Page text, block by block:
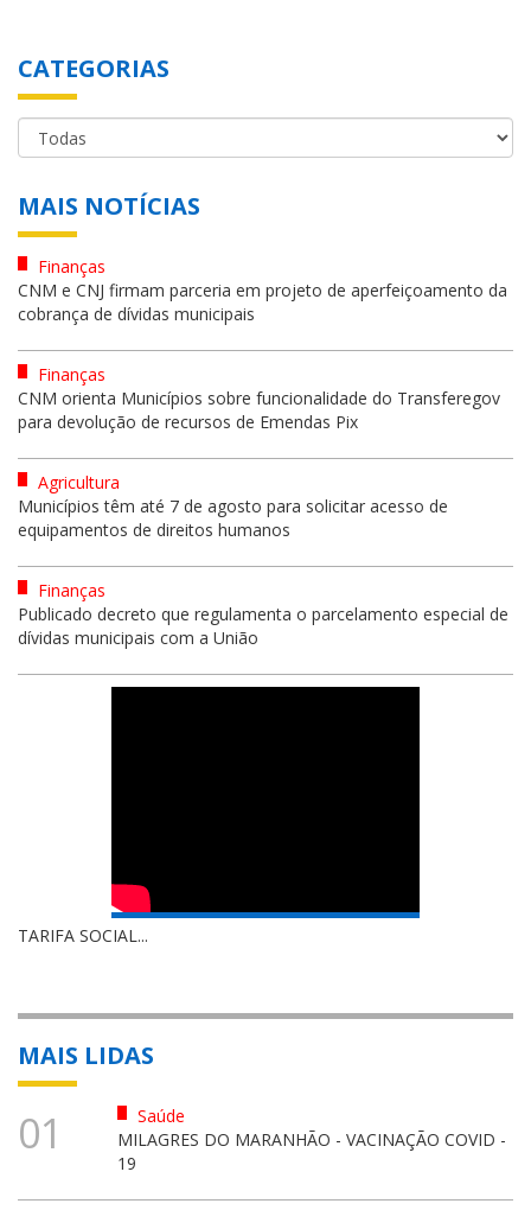
CATEGORIAS
MAIS NOTÍCIAS
Finanças
CNM e CNJ firmam parceria em projeto de aperfeiçoamento da
cobrança de dívidas municipais
Finanças
CNM orienta Municípios sobre funcionalidade do Transferegov
para devolução de recursos de Emendas Pix
Agricultura
Municípios têm até 7 de agosto para solicitar acesso de
equipamentos de direitos humanos
Finanças
Publicado decreto que regulamenta o parcelamento especial de
dívidas municipais com a União
TARIFA SOCIAL...
MAIS LIDAS
01
Saúde
MILAGRES DO MARANHÃO - VACINAÇÃO COVID -
19